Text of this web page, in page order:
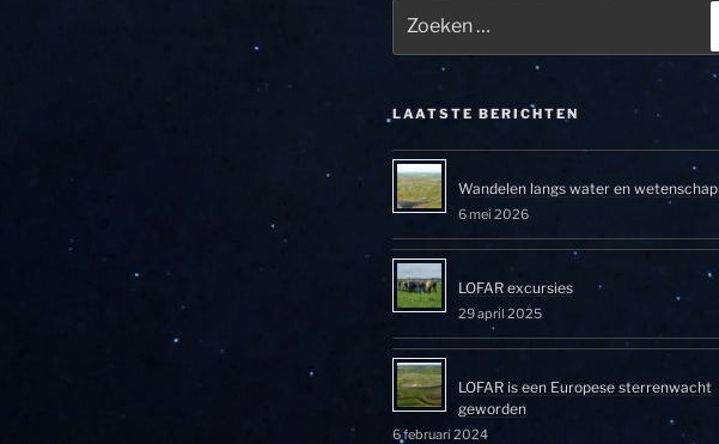
naar:
LAATSTE BERICHTEN
Wandelen langs water en wetenschap
6 mei 2026
LOFAR excursies
29 april 2025
LOFAR is een Europese sterrenwacht
geworden
6 februari 2024